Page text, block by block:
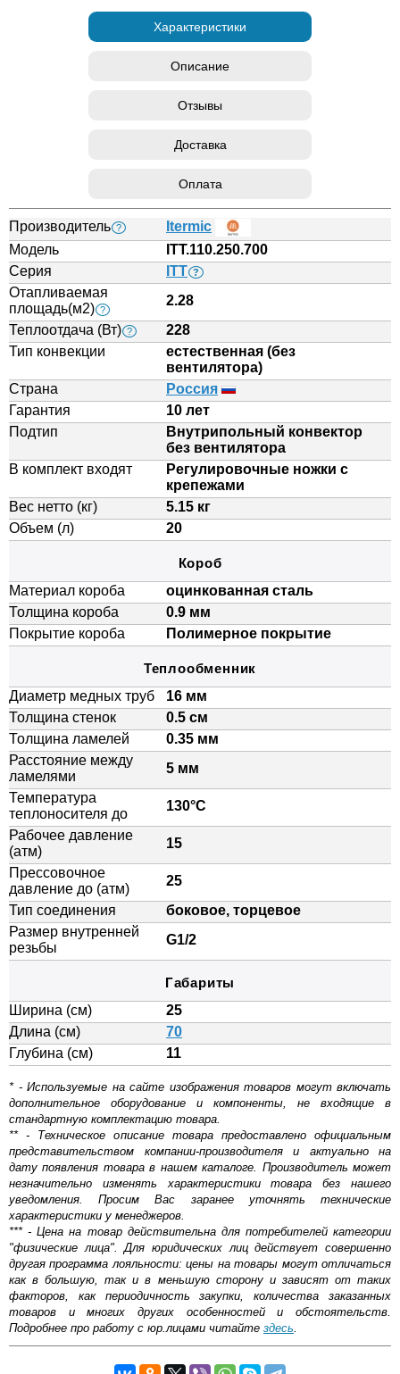
Характеристики
Описание
Отзывы
Доставка
Оплата
Производитель ?
Itermic
Модель
ITT.110.250.700
Серия
ITT ?
Отапливаемая
площадь(м2) ?
2.28
Теплоотдача (Вт) ?
228
Тип конвекции
естественная (без
вентилятора)
Страна
Россия
Гарантия
10 лет
Подтип
Внутрипольный конвектор
без вентилятора
В комплект входят
Регулировочные ножки с
крепежами
Вес нетто (кг)
5.15 кг
Объем (л)
20
Короб
Материал короба
оцинкованная сталь
Толщина короба
0.9 мм
Покрытие короба
Полимерное покрытие
Теплообменник
Диаметр медных труб
16 мм
Толщина стенок
0.5 см
Толщина ламелей
0.35 мм
Расстояние между
ламелями
5 мм
Температура
теплоносителя до
130°C
Рабочее давление
(атм)
15
Прессовочное
давление до (атм)
25
Тип соединения
боковое, торцевое
Размер внутренней
резьбы
G1/2
Габариты
Ширина (см)
25
Длина (см)
70
Глубина (см)
11
* - Используемые на сайте изображения товаров могут включать
дополнительное оборудование и компоненты, не входящие в
стандартную комплектацию товара.
** - Техническое описание товара предоставлено официальным
представительством компании-производителя и актуально на
дату появления товара в нашем каталоге. Производитель может
незначительно изменять характеристики товара без нашего
уведомления. Просим Вас заранее уточнять технические
характеристики у менеджеров.
*** - Цена на товар действительна для потребителей категории
"физические лица". Для юридических лиц действует совершенно
другая программа лояльности: цены на товары могут отличаться
как в большую, так и в меньшую сторону и зависят от таких
факторов, как периодичность закупки, количества заказанных
товаров и многих других особенностей и обстоятельств.
Подробнее про работу с юр.лицами читайте здесь.